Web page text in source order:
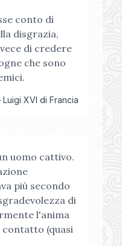
conto di
disgrazia,
di credere
che sono
Luigi XVI di Francia
uomo cattivo.
più secondo
di
l'anima
contatto (quasi